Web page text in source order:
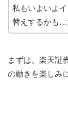
私もいよいよ
替えするかも
まずは、楽天証
の動きを楽しみ